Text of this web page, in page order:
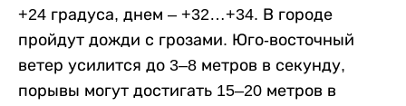
+24 градуса, днем – +32…+34. В городе
пройдут дожди с грозами. Юго-восточный
ветер усилится до 3–8 метров в секунду,
порывы могут достигать 15–20 метров в